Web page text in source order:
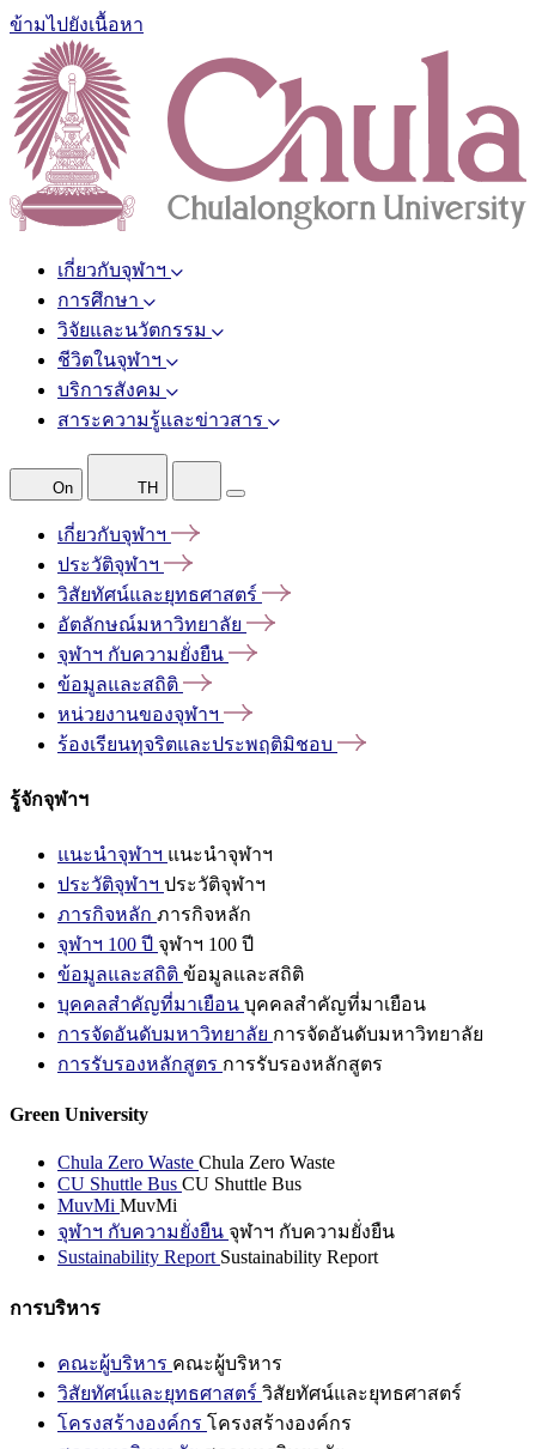
ข้ามไปยังเนื้อหา
เกี่ยวกับจุฬาฯ
การศึกษา
วิจัยและนวัตกรรม
ชีวิตในจุฬาฯ
บริการสังคม
สาระความรู้และข่าวสาร
On TH
เกี่ยวกับจุฬาฯ
ประวัติจุฬาฯ
วิสัยทัศน์และยุทธศาสตร์
อัตลักษณ์มหาวิทยาลัย
จุฬาฯ กับความยั่งยืน
ข้อมูลและสถิติ
หน่วยงานของจุฬาฯ
ร้องเรียนทุจริตและประพฤติมิชอบ
รู้จักจุฬาฯ
แนะนำจุฬาฯ แนะนำจุฬาฯ
ประวัติจุฬาฯ ประวัติจุฬาฯ
ภารกิจหลัก ภารกิจหลัก
จุฬาฯ 100 ปี จุฬาฯ 100 ปี
ข้อมูลและสถิติ ข้อมูลและสถิติ
บุคคลสำคัญที่มาเยือน บุคคลสำคัญที่มาเยือน
การจัดอันดับมหาวิทยาลัย การจัดอันดับมหาวิทยาลัย
การรับรองหลักสูตร การรับรองหลักสูตร
Green University
Chula Zero Waste Chula Zero Waste
CU Shuttle Bus CU Shuttle Bus
MuvMi MuvMi
จุฬาฯ กับความยั่งยืน จุฬาฯ กับความยั่งยืน
Sustainability Report Sustainability Report
การบริหาร
คณะผู้บริหาร คณะผู้บริหาร
วิสัยทัศน์และยุทธศาสตร์ วิสัยทัศน์และยุทธศาสตร์
โครงสร้างองค์กร โครงสร้างองค์กร